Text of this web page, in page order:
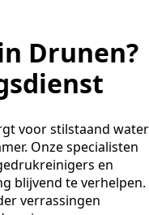
Drunen?
voor stilstaand water
Onze specialisten
en
blijvend te verhelpen.
verrassingen